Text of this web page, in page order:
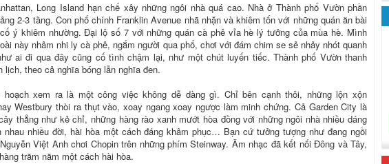
Long Island hạn chế xây những ngôi nhà quá cao. Nhà ở Thành phố Vườn phần
2-3 tầng. Con phố chính Franklin Avenue nhã nhặn và khiêm tốn với những quán ăn bài
ý khiêm nhường. Đại lộ số 7 với những quán cà phê vỉa hè lý tưởng của mùa hè. Mình
này nhâm nhi ly cà phê, ngắm người qua phố, chơi với đám chim se sẻ nhảy nhót quanh
ai đi qua đây cũng cố tình chậm lại, như một chút luyến tiếc. Thành phố Vườn thanh
lịch, theo cả nghĩa bóng lẫn nghĩa đen.
hoạch xem ra là một công việc không dễ dàng gì. Chỉ bên cạnh thôi, những lộn xộn
Westbury thòi ra thụt vào, xoay ngang xoay ngược làm minh chứng. Cả Garden City là
thẳng như kẻ chỉ, những hàng rào xanh mướt hòa đồng với những ngôi nhà nhiều dáng
nhau nhiều đời, hài hòa một cách đáng khâm phục… Bạn cứ tưởng tượng như đang ngồi
Việt Anh chơi Chopin trên những phím Steinway. Âm nhạc đã kết nối Đông và Tây,
trăm năm một cách hài hòa.